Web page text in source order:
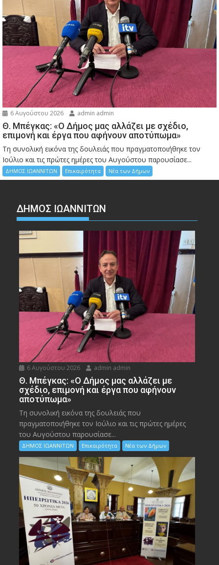
6 Αυγούστου 2026 admin admin
Θ. Μπέγκας: «Ο Δήμος μας αλλάζει με σχέδιο,
επιμονή και έργα που αφήνουν αποτύπωμα»
Τη συνολική εικόνα της δουλειάς που πραγματοποιήθηκε τον
Ιούλιο και τις πρώτες ημέρες του Αυγούστου παρουσίασε...
ΔΗΜΟΣ ΙΩΑΝΝΙΤΩΝ Επικαιρότητα Νέα των Δήμων
ΔΗΜΟΣ ΙΩΑΝΝΙΤΩΝ
6 Αυγούστου 2026 admin admin
Θ. Μπέγκας: «Ο Δήμος μας αλλάζει με
σχέδιο, επιμονή και έργα που αφήνουν
αποτύπωμα»
Τη συνολική εικόνα της δουλειάς που
πραγματοποιήθηκε τον Ιούλιο και τις πρώτες ημέρες
του Αυγούστου παρουσίασε...
ΔΗΜΟΣ ΙΩΑΝΝΙΤΩΝ Επικαιρότητα Νέα των Δήμων